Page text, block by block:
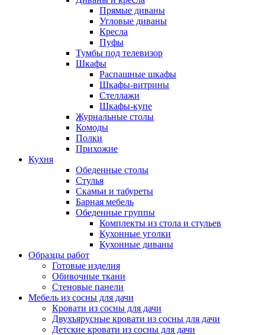
Прямые диваны
Угловые диваны
Кресла
Пуфы
Тумбы под телевизор
Шкафы
Распашные шкафы
Шкафы-витрины
Стеллажи
Шкафы-купе
Журнальные столы
Комоды
Полки
Прихожие
Кухня
Обеденные столы
Стулья
Скамьи и табуреты
Барная мебель
Обеденные группы
Комплекты из стола и стульев
Кухонные уголки
Кухонные диваны
Образцы работ
Готовые изделия
Обивочные ткани
Стеновые панели
Мебель из сосны для дачи
Кровати из сосны для дачи
Двухъярусные кровати из сосны для дачи
Детские кровати из сосны для дачи